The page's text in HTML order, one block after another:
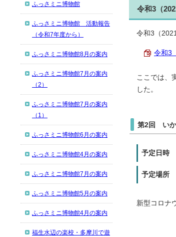
令和3（
令和3（
令和3
ここでは、
した。
第2回 いか
予定日時
予定場所
新型コロナ
ふっさミニ博物館
ふっさミニ博物館 活動報告
（令和7年度から）
ふっさミニ博物館8月の案内
ふっさミニ博物館7月の案内
（2）
ふっさミニ博物館7月の案内
（1）
ふっさミニ博物館6月の案内
ふっさミニ博物館4月の案内
ふっさミニ博物館7月の案内
ふっさミニ博物館5月の案内
ふっさミニ博物館4月の案内
福生水辺の楽校・多摩川で遊